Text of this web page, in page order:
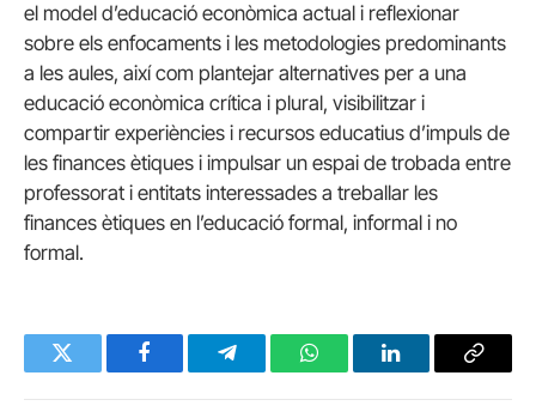
el model d’educació econòmica actual i reflexionar
sobre els enfocaments i les metodologies predominants
a les aules, així com plantejar alternatives per a una
educació econòmica crítica i plural, visibilitzar i
compartir experiències i recursos educatius d’impuls de
les finances ètiques i impulsar un espai de trobada entre
professorat i entitats interessades a treballar les
finances ètiques en l’educació formal, informal i no
formal.
Twitter FacebookTelegramWhatsAppLinkedInCopy